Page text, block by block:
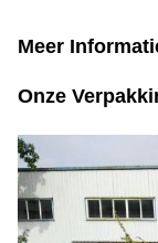
Meer
Onze